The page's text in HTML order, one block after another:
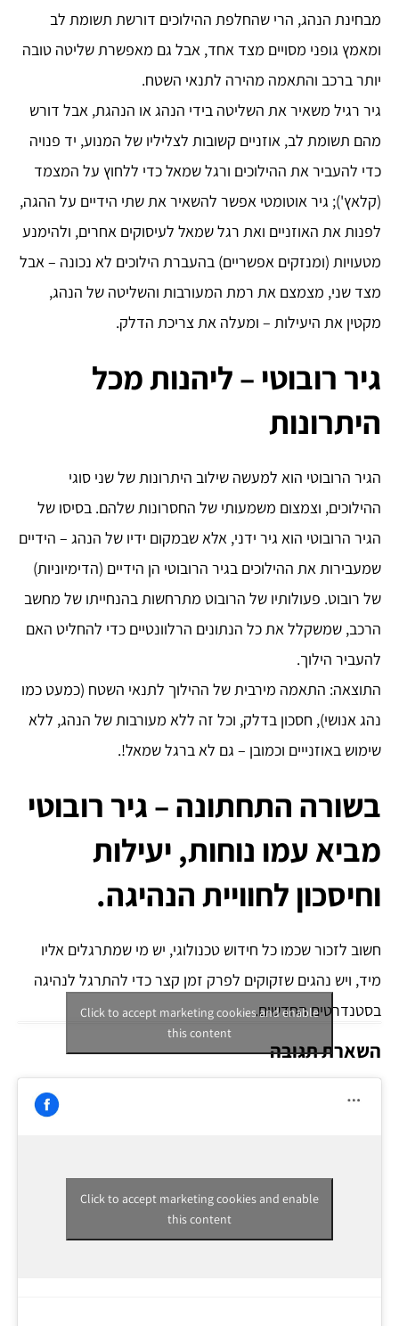
מבחינת הנהג, הרי שהחלפת ההילוכים דורשת תשומת לב
ומאמץ גופני מסויים מצד אחד, אבל גם מאפשרת שליטה טובה
יותר ברכב והתאמה מהירה לתנאי השטח.
גיר רגיל משאיר את השליטה בידי הנהג או הנהגת, אבל דורש
מהם תשומת לב, אוזניים קשובות לצליליו של המנוע, יד פנויה
כדי להעביר את ההילוכים ורגל שמאל כדי ללחוץ על המצמד
(קלאץ'); גיר אוטומטי אפשר להשאיר את שתי הידיים על ההגה,
לפנות את האוזניים ואת רגל שמאל לעיסוקים אחרים, ולהימנע
מטעויות (ומנזקים אפשריים) בהעברת הילוכים לא נכונה – אבל
מצד שני, מצמצם את רמת המעורבות והשליטה של הנהג,
מקטין את היעילות – ומעלה את צריכת הדלק.
גיר רובוטי – ליהנות מכל
היתרונות
הגיר הרובוטי הוא למעשה שילוב היתרונות של שני סוגי
ההילוכים, וצמצום משמעותי של החסרונות שלהם. בסיסו של
הגיר הרובוטי הוא גיר ידני, אלא שבמקום ידיו של הנהג – הידיים
שמעבירות את ההילוכים בגיר הרובוטי הן הידיים (הדימיוניות)
של רובוט. פעולותיו של הרובוט מתרחשות בהנחייתו של מחשב
הרכב, שמשקלל את כל הנתונים הרלוונטיים כדי להחליט האם
להעביר הילוך.
התוצאה: התאמה מירבית של ההילוך לתנאי השטח (כמעט כמו
נהג אנושי), חסכון בדלק, וכל זה ללא מעורבות של הנהג, ללא
שימוש באוזנייים וכמובן – גם לא ברגל שמאל!.
בשורה התחתונה – גיר רובוטי
מביא עמו נוחות, יעילות
וחיסכון לחוויית הנהיגה.
חשוב לזכור שכמו כל חידוש טכנולוגי, יש מי שמתרגלים אליו
מיד, ויש נהגים שזקוקים לפרק זמן קצר כדי להתרגל לנהיגה
בסטנדרטים החדשים.Click to accept marketing cookies and enable
this content
השארת תגובה
Click to accept marketing cookies and enable
this content